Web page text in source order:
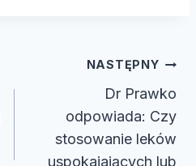
NASTĘPNY
Dr Prawko
odpowiada: Czy
stosowanie leków
uspokajających lub